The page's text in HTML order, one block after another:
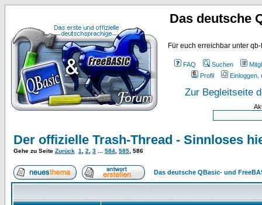
Das deutsche
Für euch erreichbar unter
FAQ Suchen
Profil
Einloggen,
Zur Begleitseite
Der offizielle Trash-Thread - Sinnloses
Gehe zu Seite Zurück 1 2 3 584 585 586
Das deutsche QBasic- und